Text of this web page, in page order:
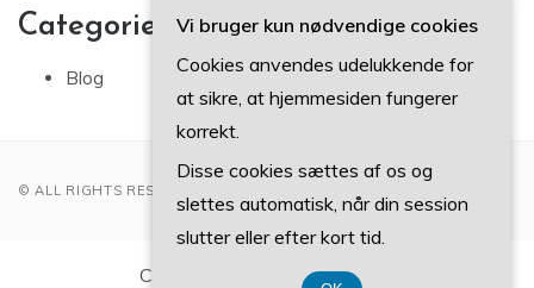
Categories
Blog
© ALL RIGHTS RESERVED 2022
CVR-Nummer DK 3740 7739
Vi bruger kun nødvendige cookies
Cookies anvendes udelukkende for
at sikre, at hjemmesiden fungerer
korrekt.
Disse cookies sættes af os og
slettes automatisk, når din session
slutter eller efter kort tid.